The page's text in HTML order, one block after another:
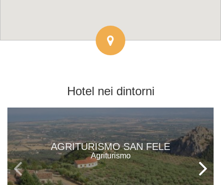
Hotel nei dintorni
AGRITURISMO SAN FELE
Agriturismo